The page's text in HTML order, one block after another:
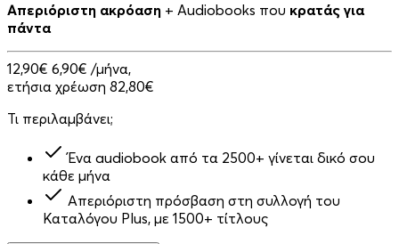
Απεριόριστη ακρόαση + Audiobooks που κρατάς για
πάντα
12,90€ 6,90€ /μήνα,
ετήσια χρέωση 82,80€
Τι περιλαμβάνει;
Ένα audiobook από τα 2500+ γίνεται δικό σου
κάθε μήνα
Απεριόριστη πρόσβαση στη συλλογή του
Καταλόγου Plus, με 1500+ τίτλους